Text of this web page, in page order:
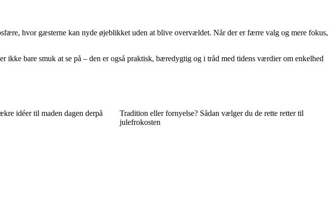
hvor gæsterne kan nyde øjeblikket uden at blive overvældet. Når der er færre valg og mere fokus,
bare smuk at se på – den er også praktisk, bæredygtig og i tråd med tidens værdier om enkelhed
idéer til maden dagen derpå
Tradition eller fornyelse? Sådan vælger du de rette retter til
julefrokosten